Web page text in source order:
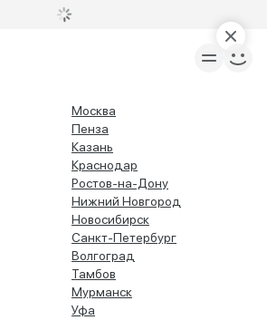
Москва
Пенза
Казань
Краснодар
Ростов-на-Дону
Нижний Новгород
Новосибирск
Санкт-Петербург
Волгоград
Тамбов
Мурманск
Уфа